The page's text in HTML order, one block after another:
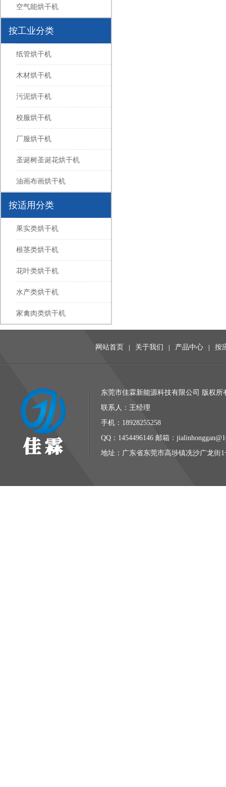
空气能烘干机
按工业分类
纸管烘干机
木材烘干机
污泥烘干机
校服烘干机
厂服烘干机
圣诞树圣诞花烘干机
油画布画烘干机
按适用分类
果实类烘干机
根茎类烘干机
花叶类烘干机
水产类烘干机
家禽肉类烘干机
网站首页 关于我们 产品中心 按
东莞市佳霖新能源科技有限公司 版权
联系人：王经理
手机：18928255258
QQ：1454496146 邮箱：
地址：广东省东莞市高埗镇冼沙广龙街1